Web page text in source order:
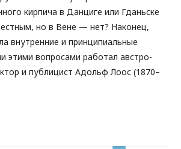
кирпича в Данциге или Гданьске
но в Вене — нет? Наконец,
внутренние и принципиальные
этими вопросами работал австро-
и публицист Адольф Лоос (1870–